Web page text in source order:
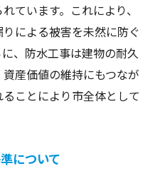
戸田市の防水工事の役
事がもたらす安心感
に与える影響
工事の安全性の確保方
事の実施例
ています。これにより、
による被害を未然に防ぐ
、防水工事は建物の耐久
産価値の維持にもつなが
ことにより市全体として
について